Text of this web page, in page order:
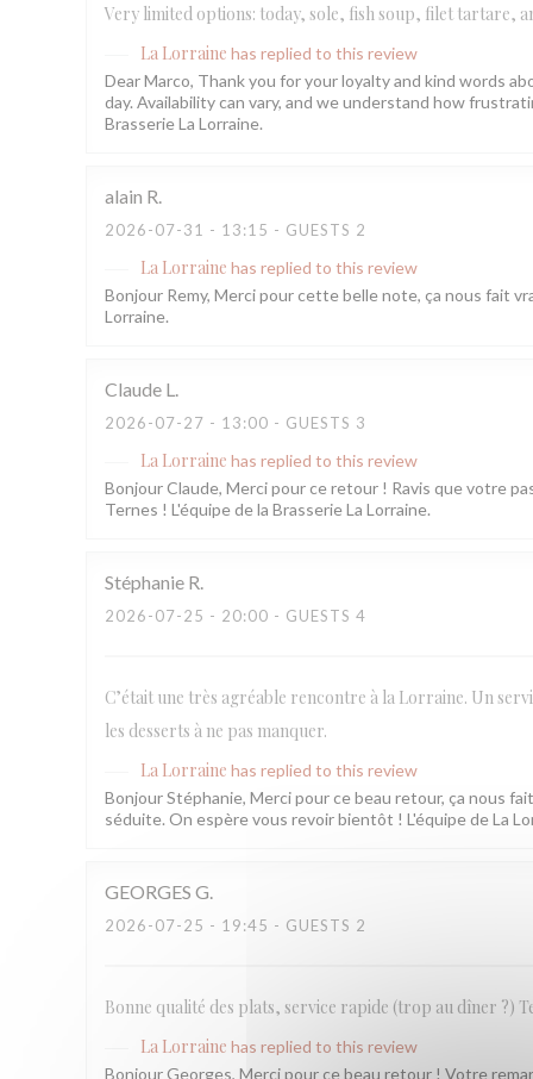
Very limited options: today, sole, fish soup, filet tartare,
La Lorraine has replied to this review
Dear Marco, Thank you for your loyalty and kind words
day. Availability can vary, and we understand how
Brasserie La Lorraine.
alain R
2026-07-31 - 13:15 - GUESTS 2
La Lorraine has replied to this review
Bonjour Remy, Merci pour cette belle note, ça nous fait
Lorraine.
Claude L
2026-07-27 - 13:00 - GUESTS 3
La Lorraine has replied to this review
Bonjour Claude, Merci pour ce retour ! Ravis que votre
Ternes ! L'équipe de la Brasserie La Lorraine.
Stéphanie R
2026-07-25 - 20:00 - GUESTS 4
C’était une très agréable rencontre à la Lorraine. Un
les desserts à ne pas manquer.
La Lorraine has replied to this review
Bonjour Stéphanie, Merci pour ce beau retour, ça nous
séduite. On espère vous revoir bientôt ! L'équipe de La
GEORGES G
2026-07-25 - 19:45 - GUESTS 2
Bonne qualité des plats, service rapide (trop au dîner ?)
La Lorraine has replied to this review
Bonjour Georges, Merci pour ce beau retour ! Votre